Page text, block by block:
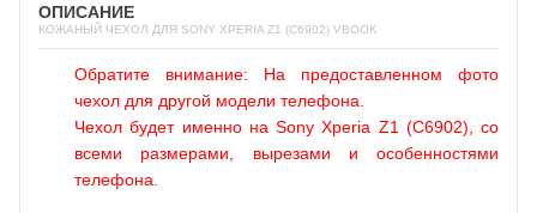
ОПИСАНИЕ
КОЖАНЫЙ ЧЕХОЛ ДЛЯ SONY XPERIA Z1 (C6902) VBOOK
Обратите внимание: На предоставленном фото
чехол для другой модели телефона.
Чехол будет именно на Sony Xperia Z1 (C6902), со
всеми размерами, вырезами и особенностями
телефона.